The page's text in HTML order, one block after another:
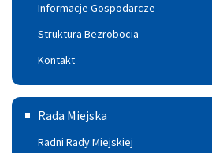
Informacje Gospodarcze
Struktura Bezrobocia
Kontakt
Rada
Miejska
Rada Miejska
Radni Rady Miejskiej